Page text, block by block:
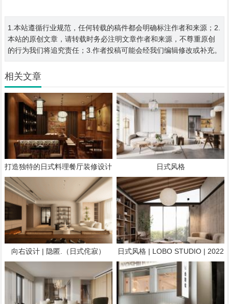
1.本站遵循行业规范，任何转载的稿件都会明确标注作者和来源；2.
本站的原创文章，请转载时务必注明文章作者和来源，不尊重原创
的行为我们将追究责任；3.作者投稿可能会经我们编辑修改或补充。
相关文章
打造独特的日式料理餐厅装修设计 日式风格
向右设计 | 隐匿.（日式侘寂）
日式风格 | LOBO STUDIO | 2022
| 西班牙